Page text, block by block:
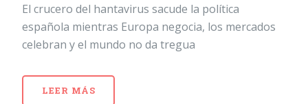
El crucero del hantavirus sacude la política
española mientras Europa negocia, los mercados
celebran y el mundo no da tregua
LEER MÁS